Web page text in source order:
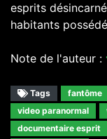
esprits
habitants
Note de l'auteur :
Tags fantôme
video paranormal
documentaire esprit